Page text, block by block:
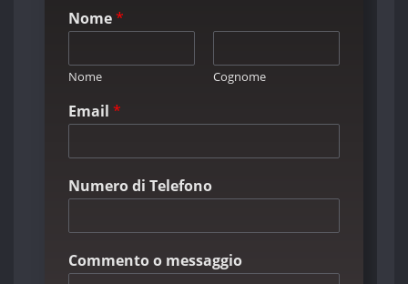
Nome*
Nome Cognome
Email *
Numero di Telefono
Commento o messaggio